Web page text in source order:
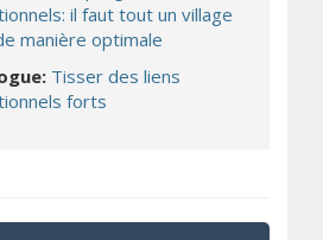
il faut tout un village
manière optimale
Tisser des liens
forts